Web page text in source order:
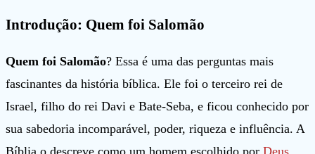
leitura:
Introdução: Quem foi Salomão
Quem foi Salomão? Essa é uma das perguntas mais
fascinantes da história bíblica. Ele foi o terceiro rei de
Israel, filho do rei Davi e Bate-Seba, e ficou conhecido por
sua sabedoria incomparável, poder, riqueza e influência. A
Bíblia o descreve como um homem escolhido por Deus